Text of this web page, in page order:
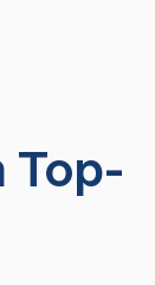
Top-